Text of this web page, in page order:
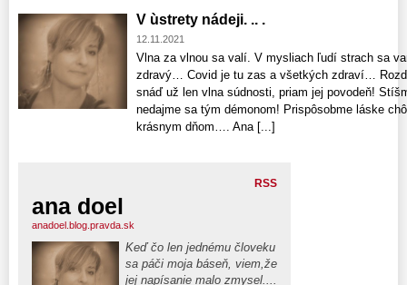
V ùstrety nádeji. .. .
12.11.2021
Vlna za vlnou sa valí. V mysliach ľudí strach sa
zdravý… Covid je tu zas a všetkých zdraví…
snáď už len vlna súdnosti, priam jej povodeň!
nedajme sa tým démonom! Prispôsobme láske
krásnym dňom…. Ana [...]
RSS
ana doel
anadoel.blog.pravda.sk
Keď čo len jednému človeku
sa páči moja báseň, viem,že
jej napísanie malo zmysel....